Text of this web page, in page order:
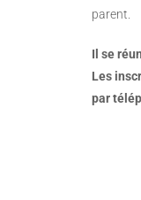
parent.
Il se
Les
par